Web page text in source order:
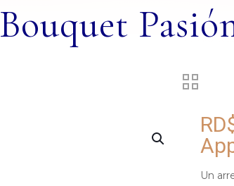
Bouquet
Un